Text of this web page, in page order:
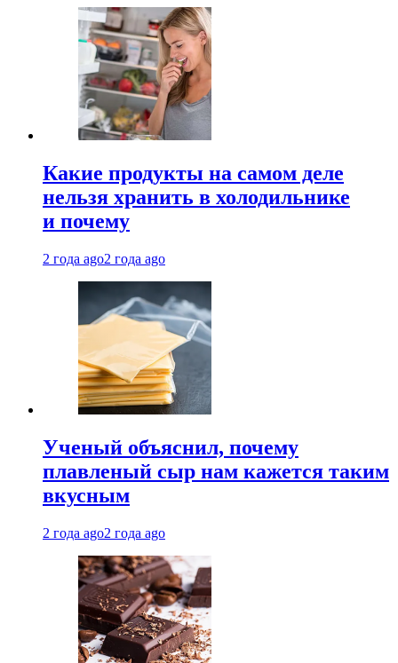
Какие продукты на самом деле
нельзя хранить в холодильнике
и почему
2 года ago2 года ago
Ученый объяснил, почему
плавленый сыр нам кажется таким
вкусным
2 года ago2 года ago